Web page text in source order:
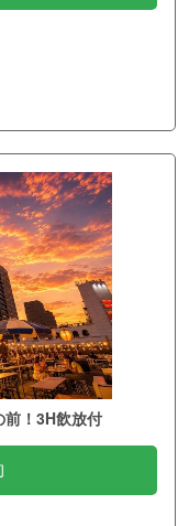
前！3H飲放付